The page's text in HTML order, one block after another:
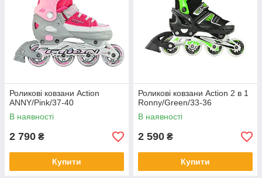
Роликові ковзани Action
ANNY/Pink/37-40
В наявності
2 790 ₴
Купити
Роликові ковзани Action 2 в 1
Ronny/Green/33-36
В наявності
2 590 ₴
Купити